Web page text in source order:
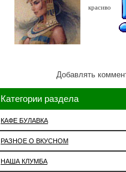
красиво
Добавлять
Категории раздела
КАФЕ БУЛАВКА
РАЗНОЕ О ВКУСНОМ
НАША КЛУМБА